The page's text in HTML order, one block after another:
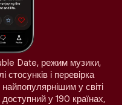
Date, режим музики,
стосунків і перевірка
у світі
у 190 країнах,